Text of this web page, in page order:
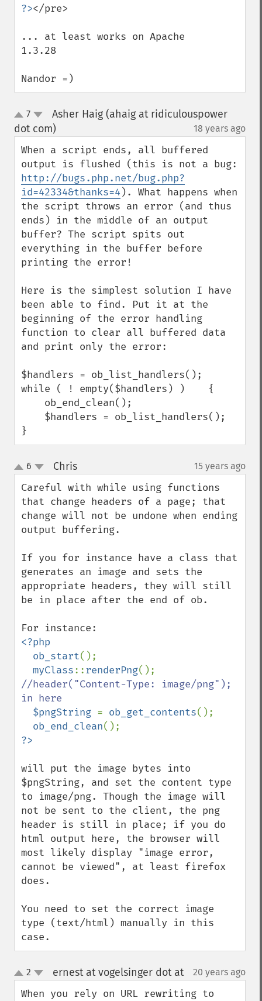
?></pre>
... at least works on Apache
1.3.28
Nandor =)
up
down
7
Asher Haig (ahaig at ridiculouspower
dot com)
18 years ago
When a script ends, all buffered
http://bugs.php.net/bug.php?
id=42334&thanks=4 ). What happens when
the script throws an error (and thus
ends) in the middle of an output
buffer? The script spits out
everything in the buffer before
printing the error!
Here is the simplest solution I have
been able to find. Put it at the
beginning of the error handling
function to clear all buffered data
and print only the error:
$handlers = ob_list_handlers();
while ( ! empty($handlers) )    {
}
up
down
6 Chris¶ 15 years ago
Careful with while using functions
that change headers of a page; that
change will not be undone when ending
output buffering.
If you for instance have a class that
generates an image and sets the
appropriate headers, they will still
be in place after the end of ob.
<?php
  ob_start
();
myClass::renderPng
//header("Content-Type: image/png");
in here
$pngString = ob_get_contents();
ob_end_clean
will put the image bytes into
$pngString, and set the content type
to image/png. Though the image will
not be sent to the client, the png
header is still in place; if you do
html output here, the browser will
most likely display "image error,
cannot be viewed", at least firefox
does.
You need to set the correct image
type (text/html) manually in this
case.
up
down
2 ernest at vogelsinger dot at¶ 20 years ago
When you rely on URL rewriting to